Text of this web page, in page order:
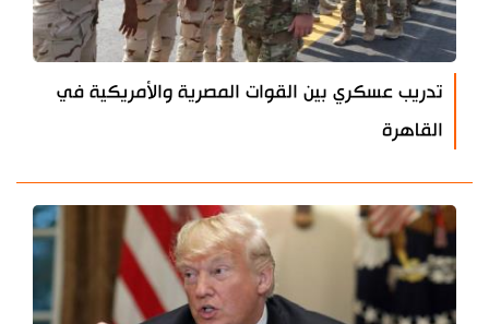
تدريب عسكري بين القوات المصرية والأمريكية في
القاهرة